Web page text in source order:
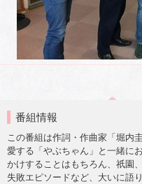
番組情報
この番組は作詞・作曲家「堀内
愛する「やぶちゃん」と一緒に
かけすることはもちろん、祇園
失敗エピソードなど、大いに語